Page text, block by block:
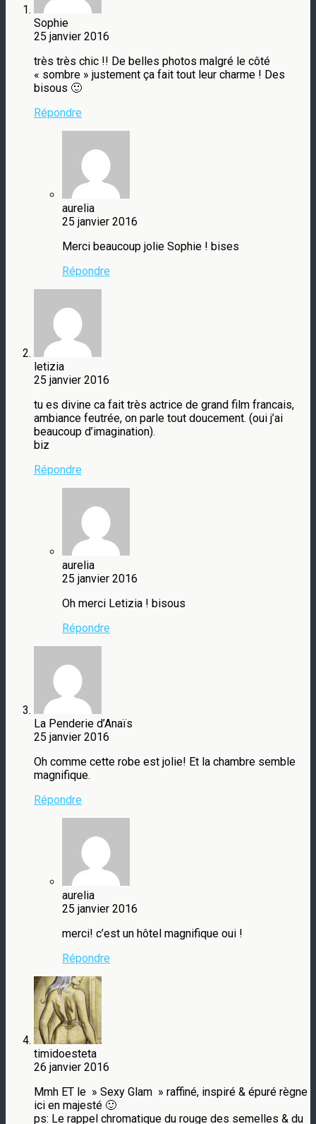
Sophie
25 janvier 2016
très très chic !! De belles photos malgré le côté
« sombre » justement ça fait tout leur charme ! Des
bisous 🙂
Répondre
aurelia
25 janvier 2016
Merci beaucoup jolie Sophie ! bises
Répondre
letizia
25 janvier 2016
tu es divine ca fait très actrice de grand film francais,
ambiance feutrée, on parle tout doucement. (oui j’ai
beaucoup d’imagination).
biz
Répondre
aurelia
25 janvier 2016
Oh merci Letizia ! bisous
Répondre
La Penderie d’Anaïs
25 janvier 2016
Oh comme cette robe est jolie! Et la chambre semble
magnifique.
Répondre
aurelia
25 janvier 2016
merci! c’est un hôtel magnifique oui !
Répondre
timidoesteta
26 janvier 2016
Mmh ET le » Sexy Glam » raffiné, inspiré & épuré règne
ici en majesté 🙂
ps: Le rappel chromatique du rouge des semelles & du